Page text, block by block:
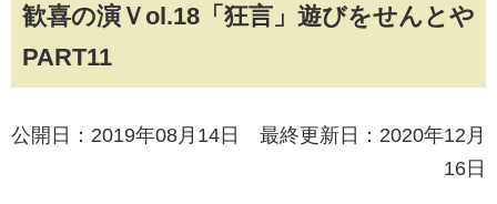
歓喜の演Ｖol.18「狂言」遊びをせんとや
PART11
公開日：2019年08月14日 最終更新日：2020年12月
16日